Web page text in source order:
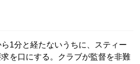
1分と経たないうちに、スティー
を口にする。クラブが監督を非難